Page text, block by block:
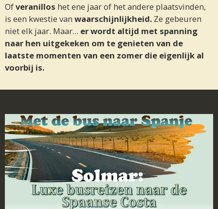
Ofveranillos het ene jaar of het andere plaatsvinden,
is een kwestie van waarschijnlijkheid. Ze gebeuren
niet elk jaar. Maar... er wordt altijd met spanning
naar hen uitgekeken om te genieten van de
laatste momenten van een zomer die eigenlijk al
voorbij is.